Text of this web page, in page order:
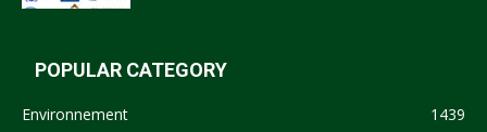
POPULAR CATEGORY
Environnement
1439